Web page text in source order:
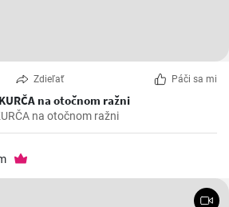
Zdieľať Páči sa mi
na otočnom ražni
na otočnom ražni